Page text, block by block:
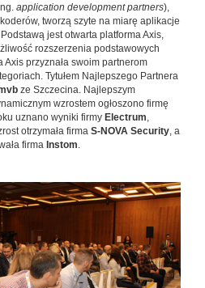
application development partners),
tworzą szyte na miarę aplikacje
jest otwarta platforma Axis,
rozszerzenia podstawowych
Axis przyznała swoim partnerom
Tytułem Najlepszego Partnera
ze Szczecina. Najlepszym
wzrostem ogłoszono firmę
uznano wyniki firmy Electrum,
otrzymała firma S-NOVA Security, a
firma Instom.